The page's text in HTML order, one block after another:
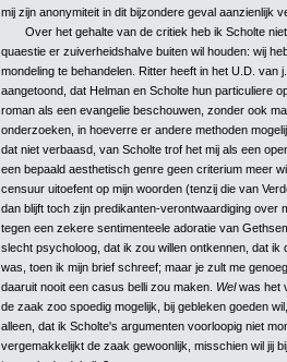
mij zijn anonymiteit in dit bijzondere geval aanzienlijk
Over het gehalte van de critiek heb ik Scholte
quaestie er zuiverheidshalve buiten wil houden: wij
mondeling te behandelen. Ritter heeft in het U.D. van
aangetoond, dat Helman en Scholte hun particuliere
roman als een evangelie beschouwen, zonder ook
onderzoeken, in hoeverre er andere methoden
dat niet verbaasd, van Scholte trof het mij als een
een bepaald aesthetisch genre geen criterium meer
censuur uitoefent op mijn woorden (tenzij die van
dan blijft toch zijn predikanten-verontwaardiging over
tegen een zekere sentimenteele adoratie van
slecht psycholoog, dat ik zou willen ontkennen, dat ik
was, toen ik mijn brief schreef; maar je zult me
daaruit nooit een casus belli zou maken. Welwas het
de zaak zoo spoedig mogelijk, bij gebleken goeden
alleen, dat ik Scholte's argumenten voorloopig niet
vergemakkelijkt de zaak gewoonlijk, misschien wil jij